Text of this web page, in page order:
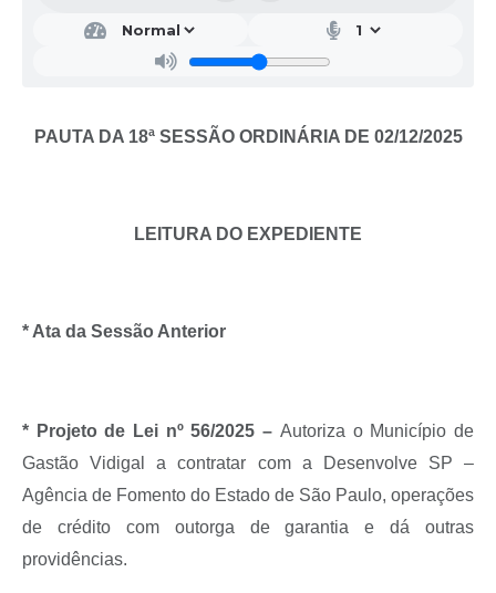
PAUTA DA 18ª SESSÃO ORDINÁRIA DE 02/12/2025
LEITURA DO EXPEDIENTE
* Ata da Sessão Anterior
* Projeto de Lei nº 56/2025 – Autoriza o Município de
Gastão Vidigal a contratar com a Desenvolve SP –
Agência de Fomento do Estado de São Paulo, operações
de crédito com outorga de garantia e dá outras
providências.